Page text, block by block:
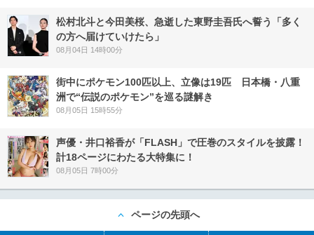
松村北斗と今田美桜、急逝した東野圭吾氏へ誓う「多く
の方へ届けていけたら」
08月04日 14時00分
街中にポケモン100匹以上、立像は19匹 日本橋・八重
洲で“伝説のポケモン”を巡る謎解き
08月05日 15時55分
声優・井口裕香が「FLASH」で圧巻のスタイルを披露！
計18ページにわたる大特集に！
08月05日 7時00分
ページの先頭へ